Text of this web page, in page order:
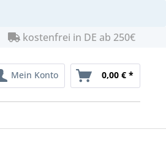
kostenfrei in DE ab 250€
Mein Konto 0,00 € *